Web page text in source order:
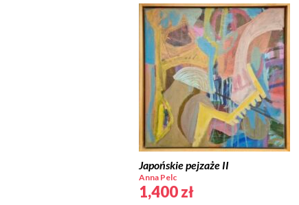
Japońskie pejzaże II
Anna Pelc
1,400zł